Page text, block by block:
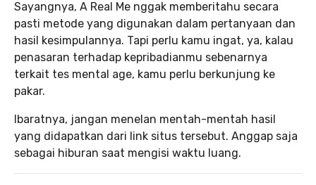
Sayangnya, A Real Me nggak memberitahu secara
pasti metode yang digunakan dalam pertanyaan dan
hasil kesimpulannya. Tapi perlu kamu ingat, ya, kalau
penasaran terhadap kepribadianmu sebenarnya
terkait tes mental age, kamu perlu berkunjung ke
pakar.
Ibaratnya, jangan menelan mentah-mentah hasil
yang didapatkan dari link situs tersebut. Anggap saja
sebagai hiburan saat mengisi waktu luang.